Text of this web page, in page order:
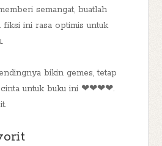
semangat, buatlah
fiksi ini rasa optimis untuk
bikin gemes, tetap
cinta untuk buku ini ❤❤❤❤.